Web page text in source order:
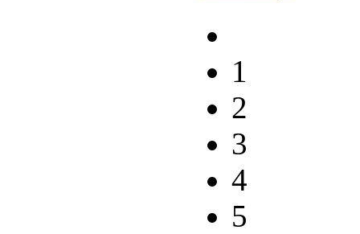
1
2
3
4
5